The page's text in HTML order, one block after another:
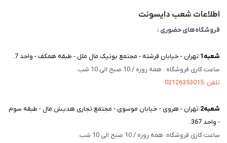
اطلاعات شعب دایسونت
فروشگاه‌های حضوری :
شعبه‌1 :تهران - خیابان فرشته - مجتمع بوتیک مال ملل - طبقه همکف - واحد 7.
ساعت کاری فروشگاه : همه روزه / 10 صبح الی 10 شب.
تلفن :02126353015
شعبه‌2 :تهران - هروی - خیابان موسوی - مجتمع تجاری هدیش مال - طبقه سوم
- واحد 367.
ساعت کاری فروشگاه: همه روزه / 10 صبح الی 10 شب.